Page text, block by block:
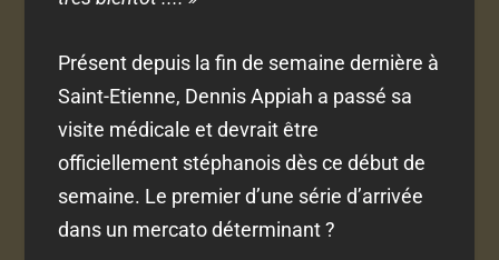
Présent depuis la fin de semaine dernière à
Saint-Etienne, Dennis Appiah a passé sa
visite médicale et devrait être
officiellement stéphanois dès ce début de
semaine. Le premier d’une série d’arrivée
dans un mercato déterminant ?